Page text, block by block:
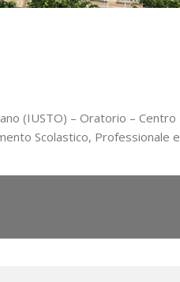
(IUSTO) – Oratorio – Centro
Scolastico, Professionale e